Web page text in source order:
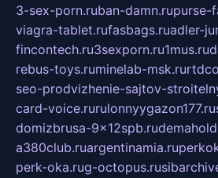
3-sex-porn.ruban-damn.rupurse-
viagra-tablet.rufasbags.ruadler-
fincontech.ru3sexporn.ru1mus.ru
rebus-toys.ruminelab-msk.ru
seo-prodvizhenie-sajtov-
card-voice.rurulonnyygazon177.ru
domizbrusa-9x12spb.ru
a380club.ruargentinamia.ru
perk-oka.rug-octopus.ru